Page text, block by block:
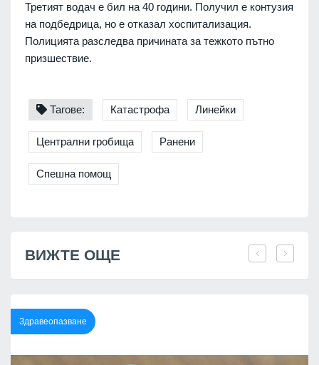
Третият водач е бил на 40 години. Получил е контузия
на подбедрица, но е отказал хоспитализация.
Полицията разследва причината за тежкото пътно
призшествие.
Тагове: Катастрофа Линейки
Централни гробища Ранени
Спешна помощ
ВИЖТЕ ОЩЕ
Здравеопазване